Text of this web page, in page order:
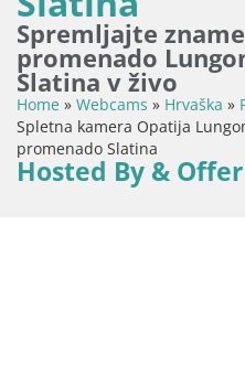
Spremljajte
promenado
Slatina v živo
Home » Webcams » Hrvaška »
Spletna kamera Opatija
promenado Slatina
Hosted By & Offer